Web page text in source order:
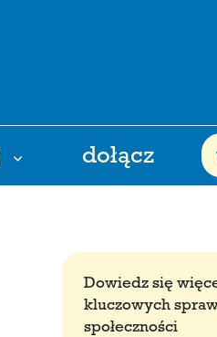
dołącz
Dowiedz się
kluczowych
społeczności